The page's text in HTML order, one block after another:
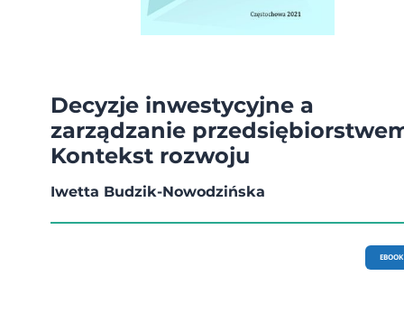
Decyzje inwestycyjne a
zarządzanie
Kontekst rozwoju
Iwetta Budzik-Nowodzińska
EBOOK